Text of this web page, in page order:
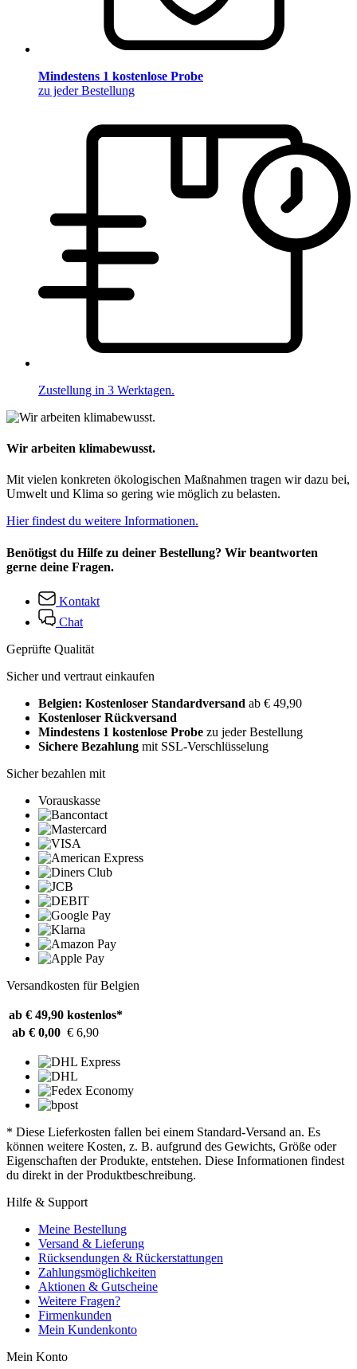
Mindestens 1 kostenlose Probe
zu jeder Bestellung
Zustellung in 3 Werktagen.
Wir arbeiten klimabewusst.
Mit vielen konkreten ökologischen Maßnahmen tragen wir dazu bei,
Umwelt und Klima so gering wie möglich zu belasten.
Hier findest du weitere Informationen.
Benötigst du Hilfe zu deiner Bestellung? Wir beantworten
gerne deine Fragen.
Kontakt
Chat
Geprüfte Qualität
Sicher und vertraut einkaufen
Belgien: Kostenloser Standardversand ab € 49,90
Kostenloser Rückversand
Mindestens 1 kostenlose Probe zu jeder Bestellung
Sichere Bezahlung mit SSL-Verschlüsselung
Sicher bezahlen mit
Vorauskasse
Versandkosten für Belgien
ab € 49,90 kostenlos*
ab € 0,00 € 6,90
* Diese Lieferkosten fallen bei einem Standard-Versand an. Es
können weitere Kosten, z. B. aufgrund des Gewichts, Größe oder
Eigenschaften der Produkte, entstehen. Diese Informationen findest
du direkt in der Produktbeschreibung.
Hilfe & Support
Meine Bestellung
Versand & Lieferung
Rücksendungen & Rückerstattungen
Zahlungsmöglichkeiten
Aktionen & Gutscheine
Weitere Fragen?
Firmenkunden
Mein Kundenkonto
Mein Konto